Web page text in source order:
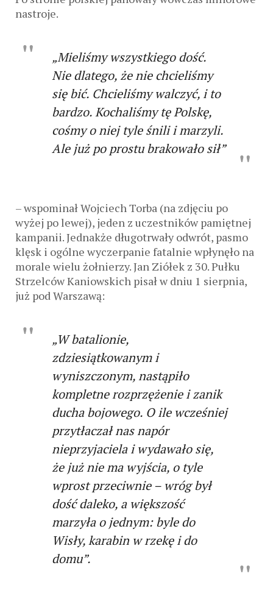
nastroje.
„Mieliśmy wszystkiego dość.
Nie dlatego, że nie chcieliśmy
się bić. Chcieliśmy walczyć, i to
bardzo. Kochaliśmy tę Polskę,
cośmy o niej tyle śnili i marzyli.
Ale już po prostu brakowało sił”
– wspominał Wojciech Torba (na zdjęciu po
wyżej po lewej), jeden z uczestników pamiętnej
kampanii. Jednakże długotrwały odwrót, pasmo
klęsk i ogólne wyczerpanie fatalnie wpłynęło na
morale wielu żołnierzy. Jan Ziółek z 30. Pułku
Strzelców Kaniowskich pisał w dniu 1 sierpnia,
już pod Warszawą:
„W batalionie,
zdziesiątkowanym i
wyniszczonym, nastąpiło
kompletne rozprzężenie i zanik
ducha bojowego. O ile wcześniej
przytłaczał nas napór
nieprzyjaciela i wydawało się,
że już nie ma wyjścia, o tyle
wprost przeciwnie – wróg był
dość daleko, a większość
marzyła o jednym: byle do
Wisły, karabin w rzekę i do
domu”.